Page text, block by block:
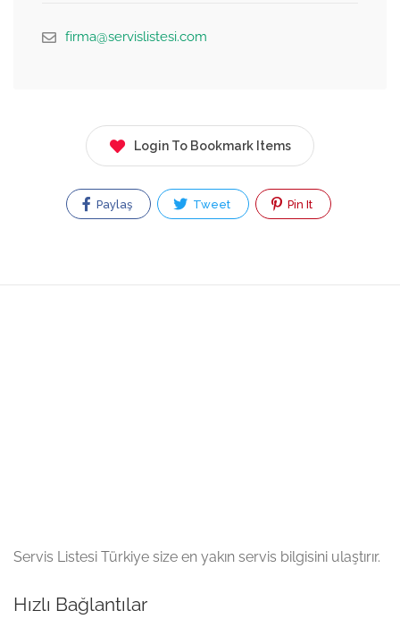
firma@servislistesi.com
Login To Bookmark Items
Paylaş Tweet Pin It
Servis Listesi Türkiye size en yakın servis bilgisini ulaştırır.
Hızlı Bağlantılar